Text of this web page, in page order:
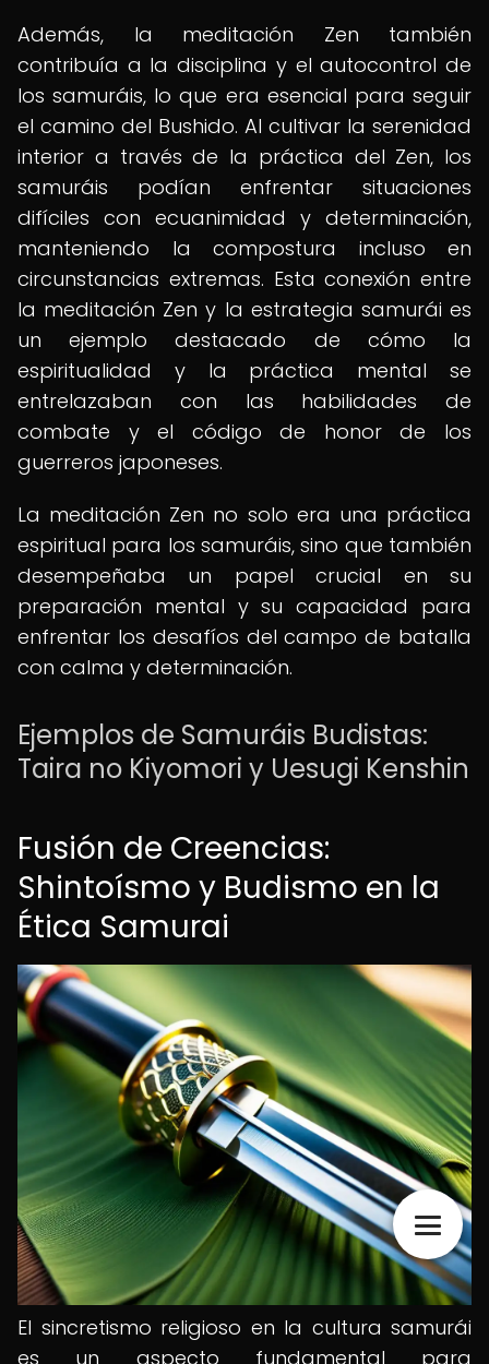
Además, la meditación Zen también
contribuía a la disciplina y el autocontrol de
los samuráis, lo que era esencial para seguir
el camino del Bushido. Al cultivar la serenidad
interior a través de la práctica del Zen, los
samuráis podían enfrentar situaciones
difíciles con ecuanimidad y determinación,
manteniendo la compostura incluso en
circunstancias extremas. Esta conexión entre
la meditación Zen y la estrategia samurái es
un ejemplo destacado de cómo la
espiritualidad y la práctica mental se
entrelazaban con las habilidades de
combate y el código de honor de los
guerreros japoneses.
La meditación Zen no solo era una práctica
espiritual para los samuráis, sino que también
desempeñaba un papel crucial en su
preparación mental y su capacidad para
enfrentar los desafíos del campo de batalla
con calma y determinación.
Ejemplos de Samuráis Budistas:
Taira no Kiyomori y Uesugi Kenshin
Fusión de Creencias:
Shintoísmo y Budismo en la
Ética Samurai
El sincretismo religioso en la cultura samurái
es un aspecto fundamental para